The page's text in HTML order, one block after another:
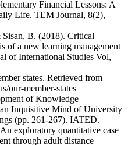
Financial Lessons: A
Life. TEM Journal, 8(2),
B. (2018). Critical
of a new learning management
of International Studies Vol,
states. Retrieved from
our-member-states
of Knowledge
Inquisitive Mind of University
(pp. 261-267). IATED.
exploratory quantitative case
through adult distance